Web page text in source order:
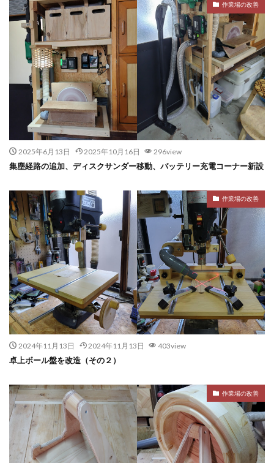
作業場の改善
2025年6月13日 2025年10月16日 296view
集塵経路の追加、ディスクサンダー移動、バッテリー充電コーナー新設
作業場の改善
2024年11月13日 2024年11月13日 403view
卓上ボール盤を改造（その２）
作業場の改善